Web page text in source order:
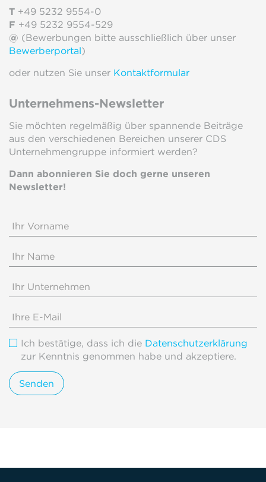
T +49 5232 9554-0
F +49 5232 9554-529
@ (Bewerbungen bitte ausschließlich über unser
Bewerberportal)
oder nutzen Sie unser Kontaktformular
Unternehmens-Newsletter
Sie möchten regelmäßig über spannende Beiträge
aus den verschiedenen Bereichen unserer CDS
Unternehmengruppe informiert werden?
Dann abonnieren Sie doch gerne unseren
Newsletter!
Ich bestätige, dass ich die Datenschutzerklärung
zur Kenntnis genommen habe und akzeptiere.